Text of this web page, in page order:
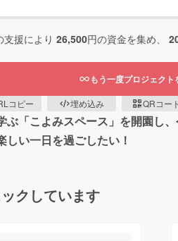
支援により 26,500円の資金を集め、
もう一度プロジェク
コピー 埋め込み QRコー
「こよみスペース」を開園し
い一日を過ごしたい！
クしています